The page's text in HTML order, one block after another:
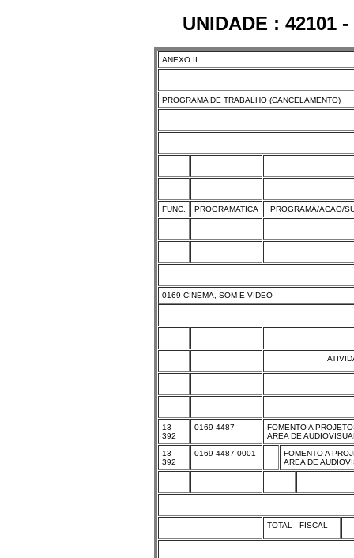
UNIDADE : 42101
ANEXO II
PROGRAMA DE TRABALHO (CANCELAMENTO)
FUNC. PROGRAMATICA PROGRAMA/ACAO/
0169 CINEMA, SOM E VIDEO
13
392
0169 4487
FOMENTO A
AREA DE
13
392
0169 4487 0001
FOMENTO A
AREA DE
TOTAL - FISCAL